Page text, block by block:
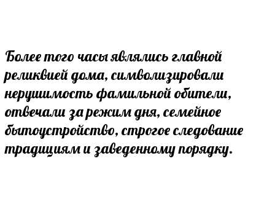
Более того часы являлись главной
реликвией дома, символизировали
нерушимость фамильной обители,
отвечали за режим дня, семейное
бытоустройство, строгое следование
традициям и заведенному порядку.